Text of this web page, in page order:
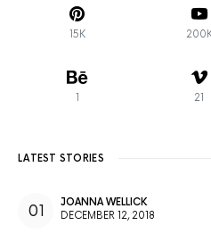
15K
1 21
LATEST STORIES
JOANNA WELLICK
DECEMBER 12, 2018